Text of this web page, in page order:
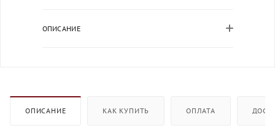
ОПИСАНИЕ
ОПИСАНИЕ КАК КУПИТЬ ОПЛАТА